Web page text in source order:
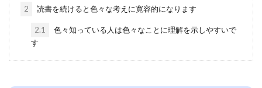
2 読書を続けると色々な考えに寛容的になります
2.1
色々知っている人は色々なことに理解を示しやすいで
す